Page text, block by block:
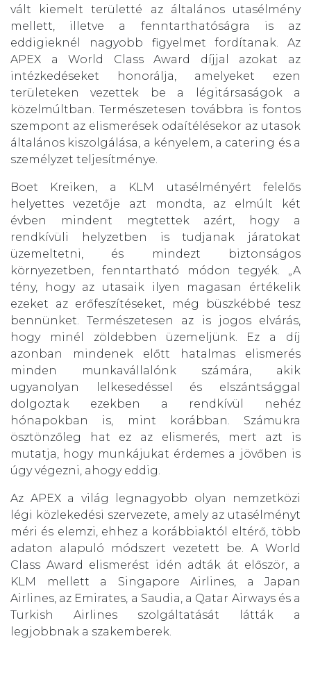
vált kiemelt területté az általános utasélmény
mellett, illetve a fenntarthatóságra is az
eddigieknél nagyobb figyelmet fordítanak. Az
APEX a World Class Award díjjal azokat az
intézkedéseket honorálja, amelyeket ezen
területeken vezettek be a légitársaságok a
közelmúltban. Természetesen továbbra is fontos
szempont az elismerések odaítélésekor az utasok
általános kiszolgálása, a kényelem, a catering és a
személyzet teljesítménye.
Boet Kreiken, a KLM utasélményért felelős
helyettes vezetője azt mondta, az elmúlt két
évben mindent megtettek azért, hogy a
rendkívüli helyzetben is tudjanak járatokat
üzemeltetni, és mindezt biztonságos
környezetben, fenntartható módon tegyék. „A
tény, hogy az utasaik ilyen magasan értékelik
ezeket az erőfeszítéseket, még büszkébbé tesz
bennünket. Természetesen az is jogos elvárás,
hogy minél zöldebben üzemeljünk. Ez a díj
azonban mindenek előtt hatalmas elismerés
minden munkavállalónk számára, akik
ugyanolyan lelkesedéssel és elszántsággal
dolgoztak ezekben a rendkívül nehéz
hónapokban is, mint korábban. Számukra
ösztönzőleg hat ez az elismerés, mert azt is
mutatja, hogy munkájukat érdemes a jövőben is
úgy végezni, ahogy eddig.
Az APEX a világ legnagyobb olyan nemzetközi
légi közlekedési szervezete, amely az utasélményt
méri és elemzi, ehhez a korábbiaktól eltérő, több
adaton alapuló módszert vezetett be. A World
Class Award elismerést idén adták át először, a
KLM mellett a Singapore Airlines, a Japan
Airlines, az Emirates, a Saudia, a Qatar Airways és a
Turkish Airlines szolgáltatását látták a
legjobbnak a szakemberek.